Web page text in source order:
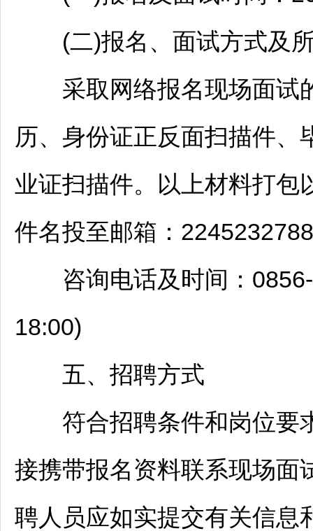
(二)报名、面试方式及
采取网络报名现场面试
历、身份证正反面扫描件、
业证扫描件。以上材料打包
件名投至邮箱：
咨询电话及时间：0856-
18:00)
五、 招聘方式
符合招聘条件和岗位要
接携带报名资料联系现场面
聘人员应如实提交有关信息